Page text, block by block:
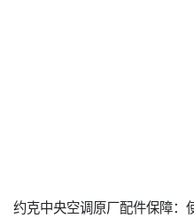
约克中央空调原厂配件保障：